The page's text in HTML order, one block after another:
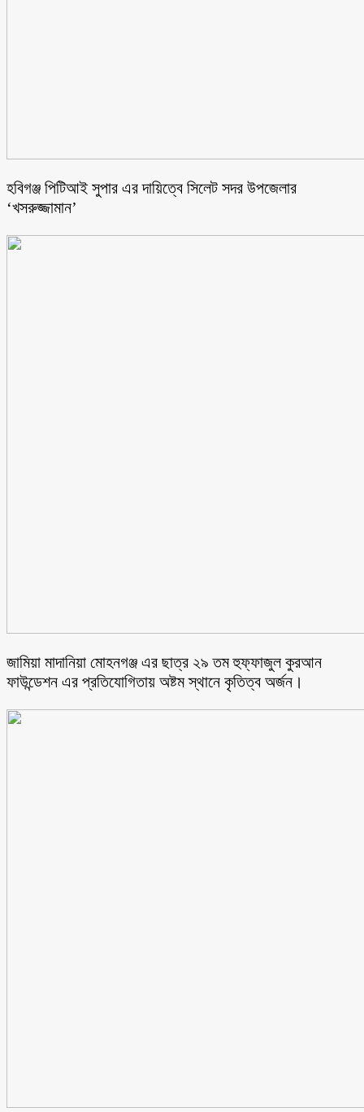
হবিগঞ্জ পিটিআই সুপার এর দায়িত্বে সিলেট সদর উপজেলার
‘খসরুজ্জামান’
জামিয়া মাদানিয়া মোহনগঞ্জ এর ছাত্র ২৯ তম হুফ্ফাজুল কুরআন
ফাউন্ডেশন এর প্রতিযোগিতায় অষ্টম স্থানে কৃতিত্ব অর্জন।